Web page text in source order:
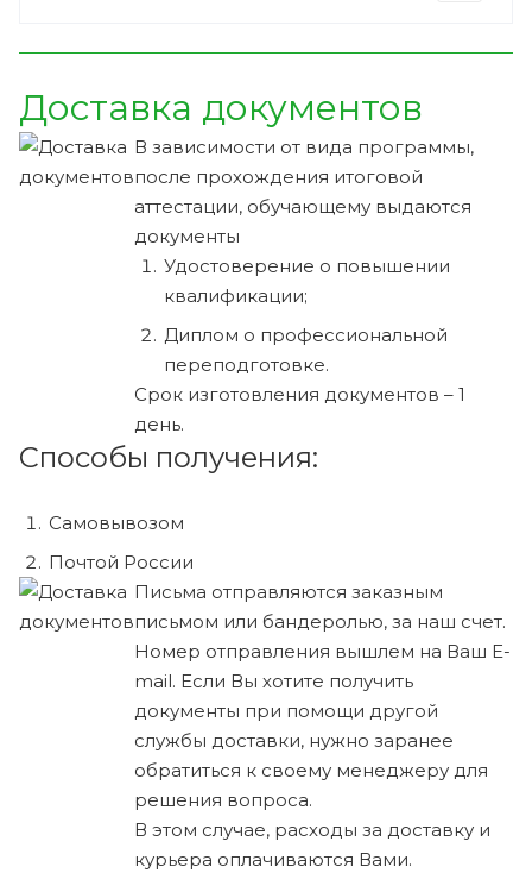
Доставка документов
В зависимости от вида программы,
после прохождения итоговой
аттестации, обучающему выдаются
документы
Удостоверение о повышении
квалификации;
Диплом о профессиональной
переподготовке.
Срок изготовления документов – 1
день.
Способы получения:
Самовывозом
Почтой России
Письма отправляются заказным
письмом или бандеролью, за наш счет.
Номер отправления вышлем на Ваш E-
mail. Если Вы хотите получить
документы при помощи другой
службы доставки, нужно заранее
обратиться к своему менеджеру для
решения вопроса.
В этом случае, расходы за доставку и
курьера оплачиваются Вами.